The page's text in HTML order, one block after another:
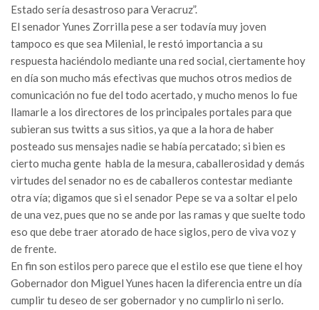
Estado sería desastroso para Veracruz”.
El senador Yunes Zorrilla pese a ser todavía muy joven
tampoco es que sea Milenial, le restó importancia a su
respuesta haciéndolo mediante una red social, ciertamente hoy
en día son mucho más efectivas que muchos otros medios de
comunicación no fue del todo acertado, y mucho menos lo fue
llamarle a los directores de los principales portales para que
subieran sus twitts a sus sitios, ya que a la hora de haber
posteado sus mensajes nadie se había percatado; si bien es
cierto mucha gente habla de la mesura, caballerosidad y demás
virtudes del senador no es de caballeros contestar mediante
otra vía; digamos que si el senador Pepe se va a soltar el pelo
de una vez, pues que no se ande por las ramas y que suelte todo
eso que debe traer atorado de hace siglos, pero de viva voz y
de frente.
En fin son estilos pero parece que el estilo ese que tiene el hoy
Gobernador don Miguel Yunes hacen la diferencia entre un día
cumplir tu deseo de ser gobernador y no cumplirlo ni serlo.